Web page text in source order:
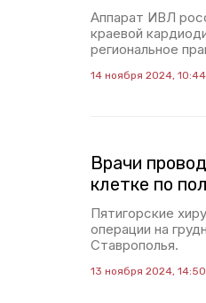
Аппарат ИВЛ
краевой
региональное
14 ноября 2024, 10:44
Врачи
клетке по
Пятигорские
операции на
Ставрополья.
13 ноября 2024, 14:50